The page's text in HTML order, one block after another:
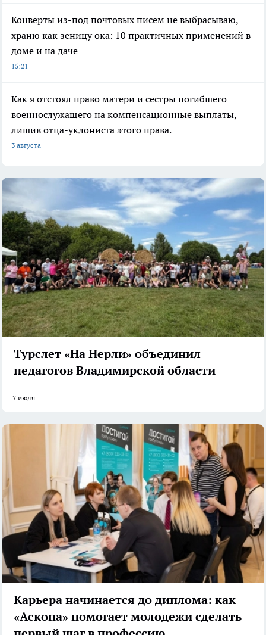
Конверты из-под почтовых писем не выбрасываю,
храню как зеницу ока: 10 практичных применений в
доме и на даче
15:21
Как я отстоял право матери и сестры погибшего
военнослужащего на компенсационные выплаты,
лишив отца-уклониста этого права.
3 августа
Турслет «На Нерли» объединил
педагогов Владимирской области
7 июля
Карьера начинается до диплома: как
«Аскона» помогает молодежи сделать